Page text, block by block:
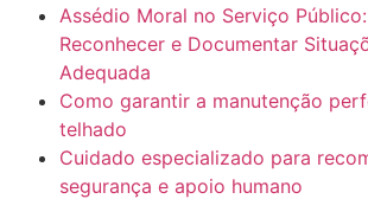
Assédio Moral no Serviço
Reconhecer e Documentar
Adequada
Como garantir a manutenção
telhado
Cuidado especializado para
segurança e apoio humano